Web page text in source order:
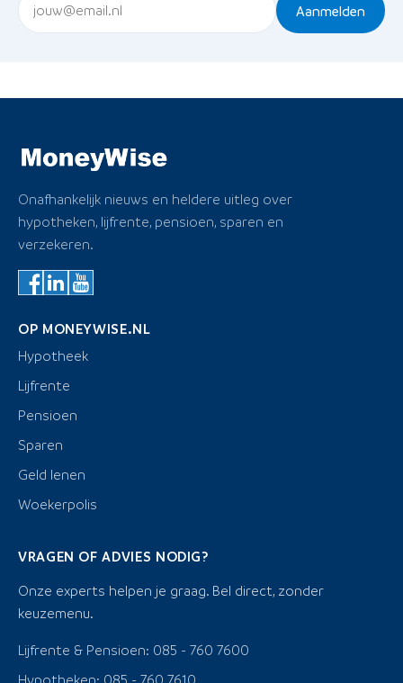
Aanmelden
Onafhankelijk nieuws en heldere uitleg over
hypotheken, lijfrente, pensioen, sparen en
verzekeren.
OP MONEYWISE.NL
Hypotheek
Lijfrente
Pensioen
Sparen
Geld lenen
Woekerpolis
VRAGEN OF ADVIES NODIG?
Onze experts helpen je graag. Bel direct, zonder
keuzemenu.
Lijfrente & Pensioen: 085 - 760 7600